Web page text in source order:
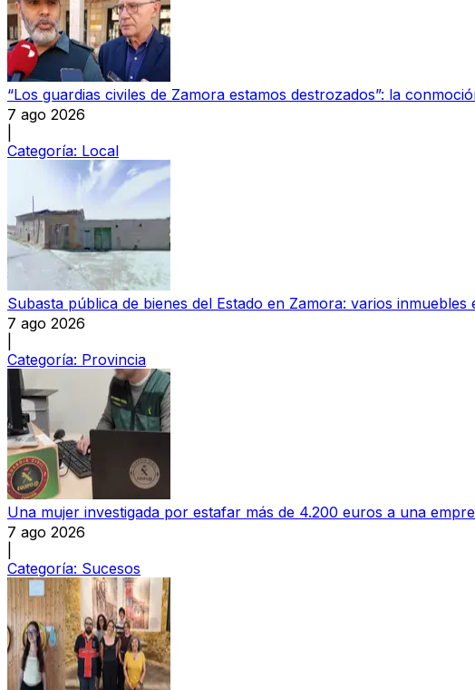
“Los guardias civiles de Zamora estamos destrozados”: la
7 ago 2026
Categoría: Local
Subasta pública de bienes del Estado en Zamora: varios
7 ago 2026
Categoría: Provincia
Una mujer investigada por estafar más de 4.200 euros a una
7 ago 2026
Categoría: Sucesos